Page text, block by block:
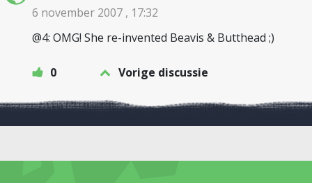
6 november 2007 , 17:32
@4: OMG! She re-invented Beavis & Butthead ;)
0 Vorige discussie